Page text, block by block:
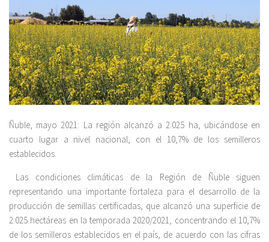
Ñuble, mayo 2021: La región alcanzó a 2.025 ha, ubicándose en
cuarto lugar a nivel nacional, con el 10,7% de los semilleros
establecidos.
Las condiciones climáticas de la Región de Ñuble siguen
representando una importante fortaleza para el desarrollo de la
producción de semillas certificadas, que alcanzó una superficie de
2.025 hectáreas en la temporada 2020/2021, concentrando el 10,7%
de los semilleros establecidos en el país, de acuerdo con las cifras